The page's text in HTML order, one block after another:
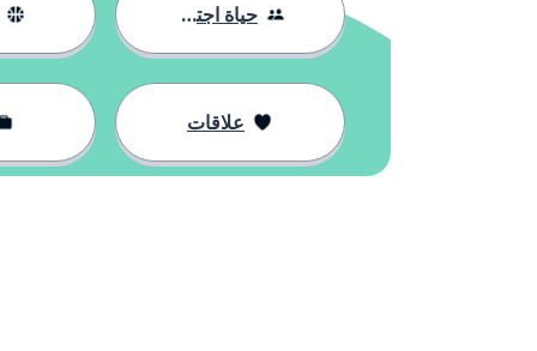
حياة اجتماعية
علاقات